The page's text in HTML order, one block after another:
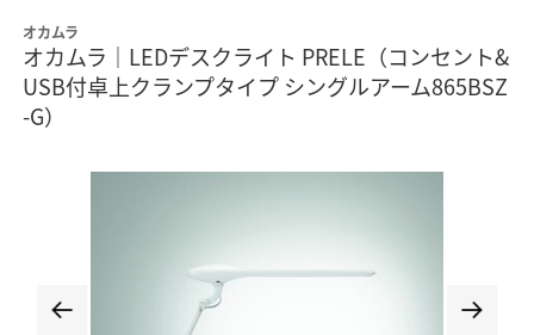
オカムラ
オカムラ｜LEDデスクライト PRELE（コンセント&
USB付卓上クランプタイプ シングルアーム865BSZ
-G）